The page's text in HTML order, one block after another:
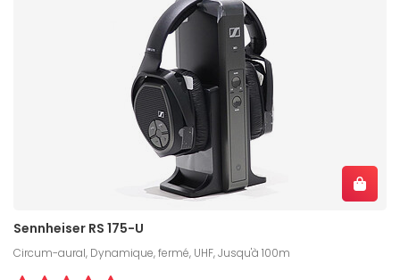
Sennheiser RS 175-U
Circum-aural, Dynamique, fermé, UHF, Jusqu'à 100m